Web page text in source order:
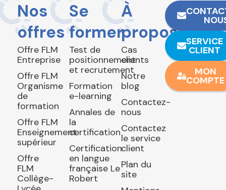
Nos
offres
Offre FLM
Entreprise
Offre FLM
Organisme
de
formation
Offre FLM
Enseignement
supérieur
Offre
FLM
Collège-
Se
former
Test de
positionnement
et recrutement
Formation
e-learning
Annales de
la
certification
Certification
en langue
française Le
Robert
À
propos
Cas
clients
Notre
blog
Contactez-
nous
Contactez
le service
client
Plan du
site
SERVICE
CLIENT
MON
COMPTE